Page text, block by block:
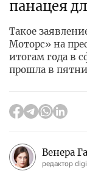
панацея
Такое
Моторс» на
итогам года в
прошла в
Венера
редактор